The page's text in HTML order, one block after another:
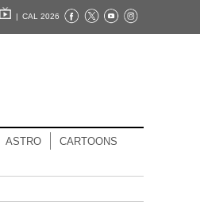
| CAL 2026
ASTRO CARTOONS